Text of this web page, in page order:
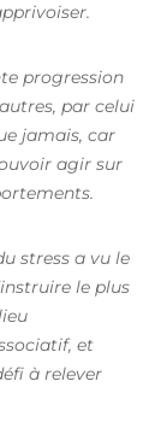
progression
par celui
jamais, car
agir sur
stress a vu le
le plus
et
à relever